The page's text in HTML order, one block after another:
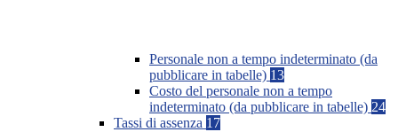
Personale non a tempo indeterminato (da
pubblicare in tabelle) 13
Costo del personale non a tempo
indeterminato (da pubblicare in tabelle) 24
Tassi di assenza 17